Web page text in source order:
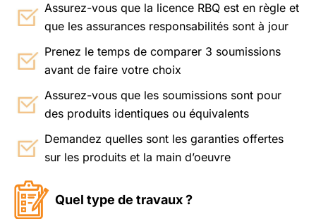
Assurez-vous que la licence RBQ est en règle et
que les assurances responsabilités sont à jour
Prenez le temps de comparer 3 soumissions
avant de faire votre choix
Assurez-vous que les soumissions sont pour
des produits identiques ou équivalents
Demandez quelles sont les garanties offertes
sur les produits et la main d’oeuvre
Quel type de travaux ?